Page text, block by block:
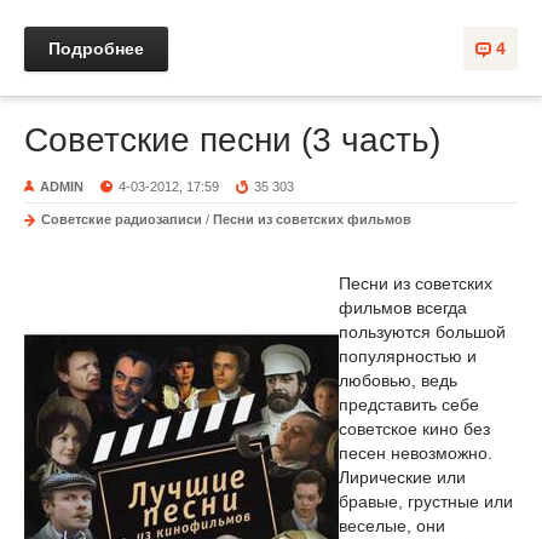
4
Подробнее
Советские песни (3 часть)
ADMIN 4-03-2012, 17:59 35 303
Советские радиозаписи / Песни из советских фильмов
Песни из советских
фильмов всегда
пользуются большой
популярностью и
любовью, ведь
представить себе
советское кино без
песен невозможно.
Лирические или
бравые, грустные или
веселые, они